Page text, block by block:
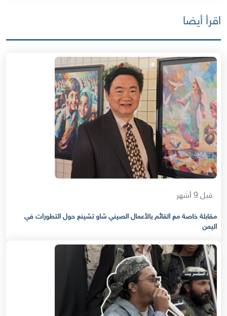
اقرأ أيضا
قبل 9 أشهر
مقابلة خاصة مع القائم بالأعمال الصيني شاو تشينع حول التطورات في
اليمن